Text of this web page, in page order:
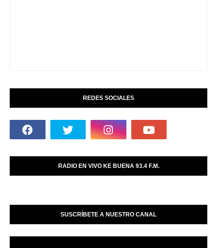
REDES SOCIALES
RADIO EN VIVO KE BUENA 93.4 F.M.
SUSCRÍBETE A NUESTRO CANAL